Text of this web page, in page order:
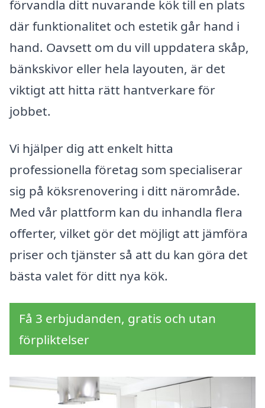
förvandla ditt nuvarande kök till en plats
där funktionalitet och estetik går hand i
hand. Oavsett om du vill uppdatera skåp,
bänkskivor eller hela layouten, är det
viktigt att hitta rätt hantverkare för
jobbet.
Vi hjälper dig att enkelt hitta
professionella företag som specialiserar
sig på köksrenovering i ditt närområde.
Med vår plattform kan du inhandla flera
offerter, vilket gör det möjligt att jämföra
priser och tjänster så att du kan göra det
bästa valet för ditt nya kök.
Få 3 erbjudanden, gratis och utan
förpliktelser